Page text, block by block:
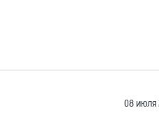
17 PRO
08 июля